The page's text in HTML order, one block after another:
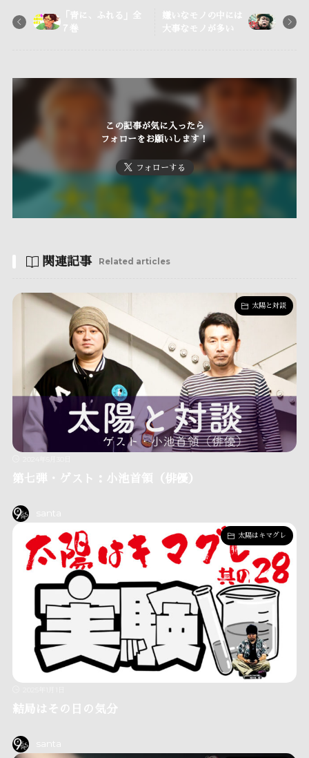
「青に、ふれる」全
７巻
嫌いなモノの中には
大事なモノが多い
この記事が気に入ったら
フォローをお願いします！
フォローする
関連記事 Related articles
太陽と対談
第七弾・ゲスト：小池首領（俳優）
santa
太陽はキマグレ
結局はその日の気分
santa